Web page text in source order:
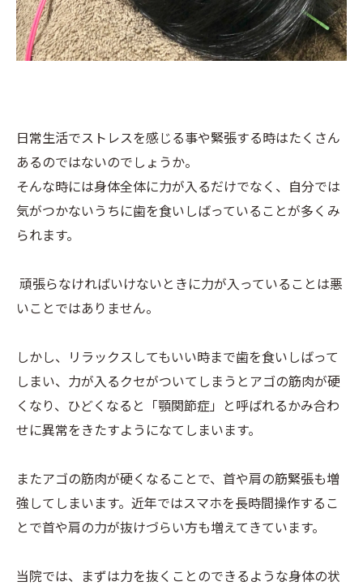
日常生活でストレスを感じる事や緊張する時はたくさん
あるのではないのでしょうか。
そんな時には身体全体に力が入るだけでなく、自分では
気がつかないうちに歯を食いしばっていることが多くみ
られます。
頑張らなければいけないときに力が入っていることは悪
いことではありません。
しかし、リラックスしてもいい時まで歯を食いしばって
しまい、力が入るクセがついてしまうとアゴの筋肉が硬
くなり、ひどくなると「顎関節症」と呼ばれるかみ合わ
せに異常をきたすようになてしまいます。
またアゴの筋肉が硬くなることで、首や肩の筋緊張も増
強してしまいます。近年ではスマホを長時間操作するこ
とで首や肩の力が抜けづらい方も増えてきています。
当院では、まずは力を抜くことのできるような身体の状